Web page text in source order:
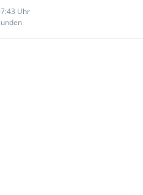
Uhr